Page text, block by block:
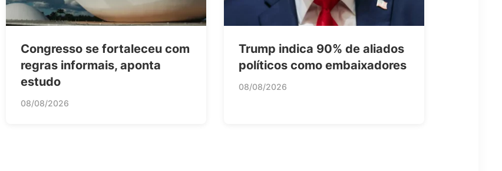
Congresso se fortaleceu com
regras informais, aponta
estudo
08/08/2026
Trump indica 90% de aliados
políticos como embaixadores
08/08/2026